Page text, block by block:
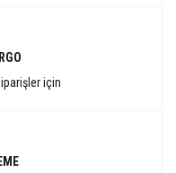
için